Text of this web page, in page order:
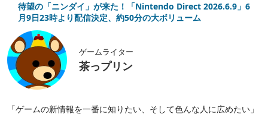
待望の「ニンダイ」が来た！「Nintendo Direct 2026.6.9」6
月9日23時より配信決定、約50分の大ボリューム
ゲームライター
茶っプリン
「ゲームの新情報を一番に知りたい、そして色んな人に広めたい」